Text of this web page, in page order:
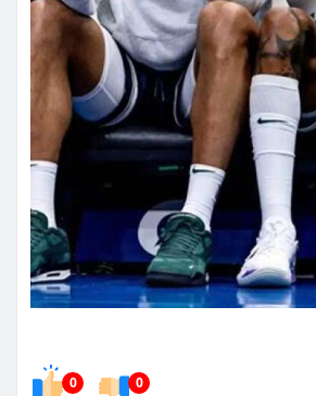
0 0